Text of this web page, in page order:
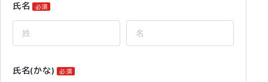
氏名 必須
氏名(かな) 必須